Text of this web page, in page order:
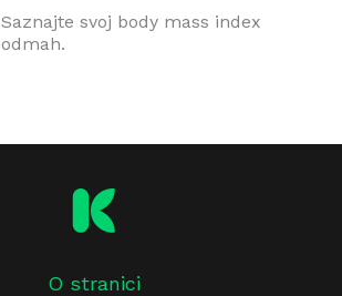
Saznajte svoj body mass index
odmah.
O stranici